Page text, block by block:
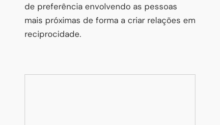
de preferência envolvendo as pessoas
mais próximas de forma a criar relações em
reciprocidade.